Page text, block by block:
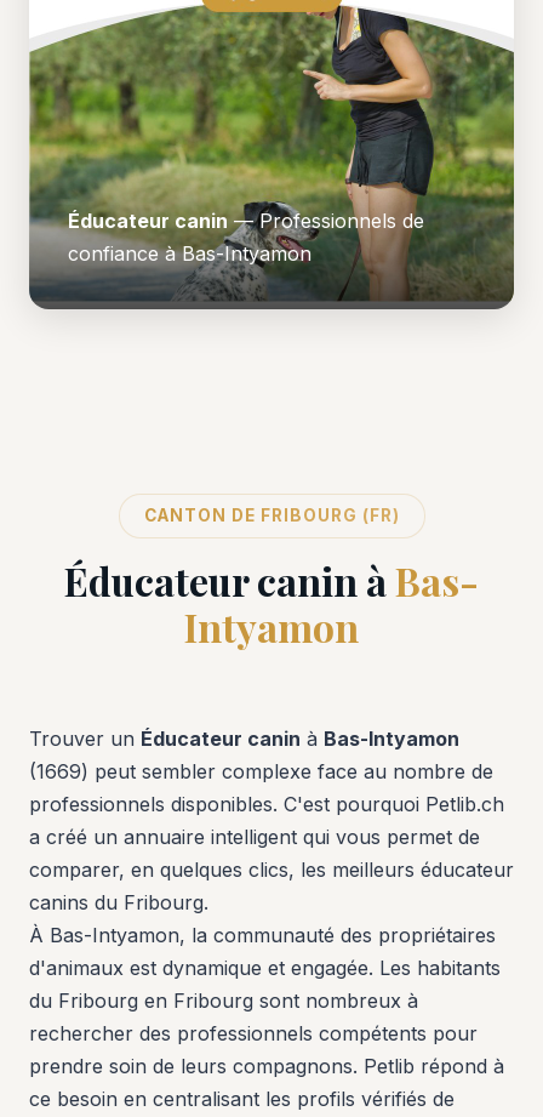
Éducateur canin — Professionnels de
confiance à Bas-Intyamon
CANTON DE FRIBOURG (FR)
Éducateur canin à Bas-
Intyamon
Trouver un Éducateur canin à Bas-Intyamon
(1669) peut sembler complexe face au nombre de
professionnels disponibles. C'est pourquoi Petlib.ch
a créé un annuaire intelligent qui vous permet de
comparer, en quelques clics, les meilleurs éducateur
canins du Fribourg.
À Bas-Intyamon, la communauté des propriétaires
d'animaux est dynamique et engagée. Les habitants
du Fribourg en Fribourg sont nombreux à
rechercher des professionnels compétents pour
prendre soin de leurs compagnons. Petlib répond à
ce besoin en centralisant les profils vérifiés de